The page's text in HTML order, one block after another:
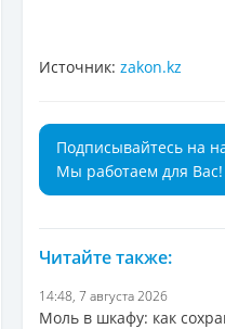
Источник: zakon.kz
Подписывайтесь на
Мы работаем для Вас!
Читайте также:
14:48, 7 августа 2026
Моль в шкафу: как